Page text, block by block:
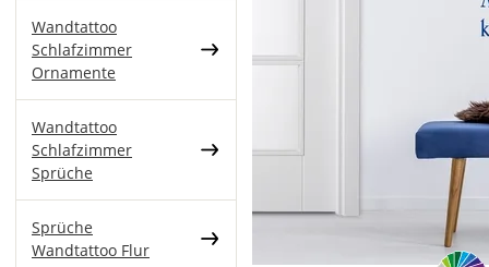
Wandtattoo
Schlafzimmer
Ornamente
Wandtattoo
Schlafzimmer
Sprüche
Sprüche
Wandtattoo Flur